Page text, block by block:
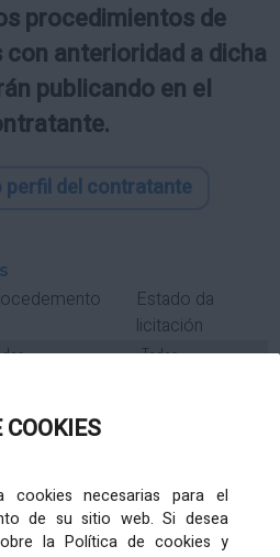
cookies necesarias para el
de su sitio web. Si desea
la Política de cookies y
procedimientos de
anterioridad a dicha
publicando en el
perfil del contratante
Estado da
licitación
Tramitación
Título